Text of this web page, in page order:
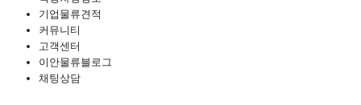
기업물류견적
커뮤니티
고객센터
이안물류블로그
채팅상담